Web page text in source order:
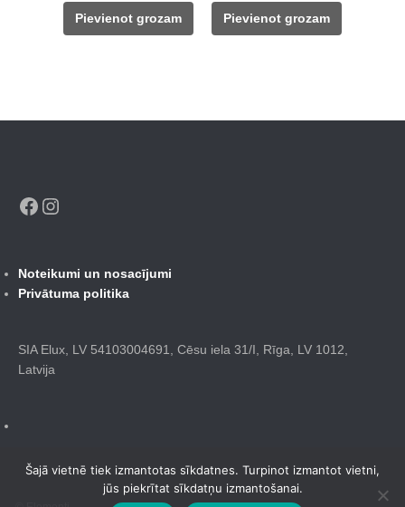
was:
504,00 €.
330,00 €.
Pievienot grozam
was:
449,00 €.
276,00 €.
Pievienot grozam
Facebook
Noteikumi un nosacījumi
Privātuma politika
SIA Elux, LV 54103004691, Cēsu iela 31/I, Rīga, LV 1012,
Latvija
Šajā vietnē tiek izmantotas sīkdatnes. Turpinot izmantot vietni,
jūs piekrītat sīkdatņu izmantošanai.